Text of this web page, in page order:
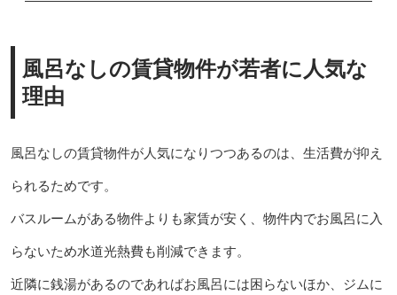
風呂なしの賃貸物件が若者に人気な
理由
風呂なしの賃貸物件が人気になりつつあるのは、生活費が抑え
られるためです。
バスルームがある物件よりも家賃が安く、物件内でお風呂に入
らないため水道光熱費も削減できます。
近隣に銭湯があるのであればお風呂には困らないほか、ジムに